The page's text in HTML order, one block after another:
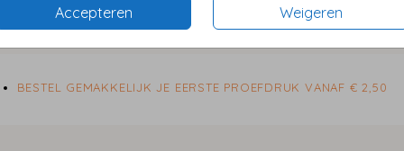
Accepteren Weigeren
BESTEL GEMAKKELIJK JE EERSTE PROEFDRUK VANAF € 2,50